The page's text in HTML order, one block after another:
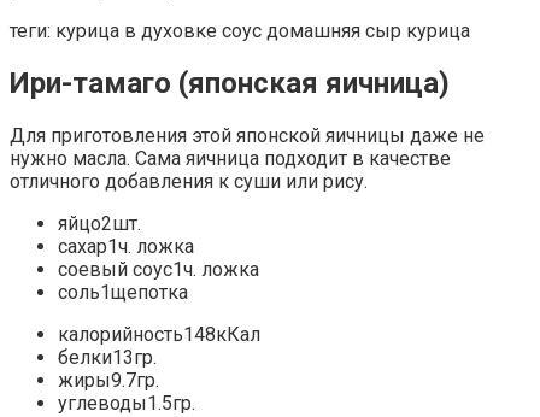
теги: курица в духовке соус домашняя сыр курица
Ири-тамаго (японская яичница)
Для приготовления этой японской яичницы даже не
нужно масла. Сама яичница подходит в качестве
отличного добавления к суши или рису.
яйцо2шт.
сахар1ч. ложка
соевый соус1ч. ложка
соль1щепотка
калорийность148кКал
белки13гр.
жиры9.7гр.
углеводы1.5гр.